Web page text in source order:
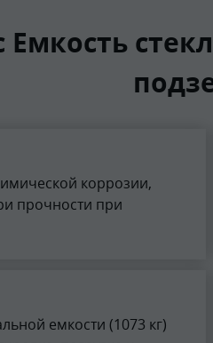
коррозии,
прочности при
емкости (1073 кг)